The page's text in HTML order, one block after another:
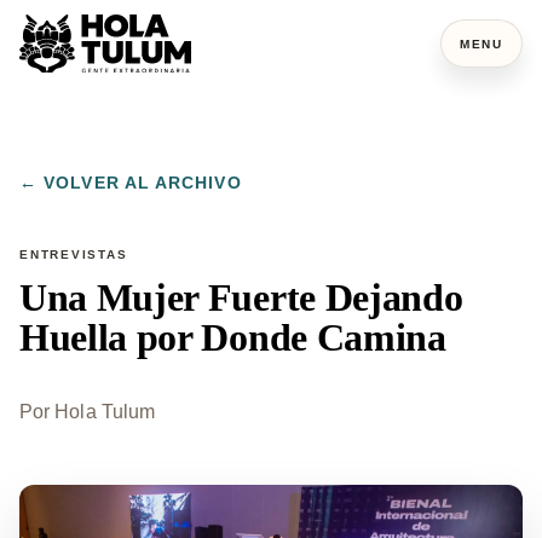
MENU
← VOLVER AL ARCHIVO
ENTREVISTAS
Una Mujer Fuerte Dejando
Huella por Donde Camina
Por Hola Tulum